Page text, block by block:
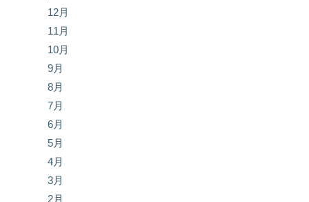
12月
11月
10月
9月
8月
7月
6月
5月
4月
3月
2月